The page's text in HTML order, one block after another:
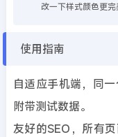
改一下样式颜色更完
使用指南
自适应手机端，同
附带测试数据。
友好的SEO，所有